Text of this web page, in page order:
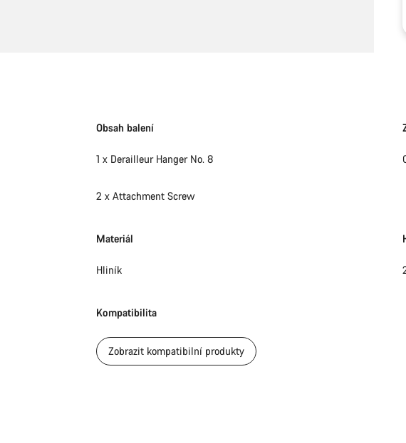
Obsah balení
1 x Derailleur Hanger No. 8
2 x Attachment Screw
Materiál
Hliník
Kompatibilita
Zobrazit kompatibilní produkty